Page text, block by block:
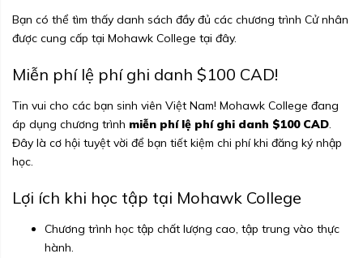
Bạn có thể tìm thấy danh sách đầy đủ các chương trình Cử nhân
được cung cấp tại Mohawk College tại đây.
Miễn phí lệ phí ghi danh $100 CAD!
Tin vui cho các bạn sinh viên Việt Nam! Mohawk College đang
áp dụng chương trình miễn phí lệ phí ghi danh $100 CAD.
Đây là cơ hội tuyệt vời để bạn tiết kiệm chi phí khi đăng ký nhập
học.
Lợi ích khi học tập tại Mohawk College
Chương trình học tập chất lượng cao, tập trung vào thực
hành.